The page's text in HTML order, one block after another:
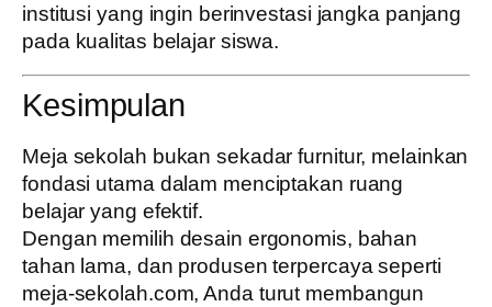
institusi yang ingin berinvestasi jangka panjang
pada kualitas belajar siswa.
Kesimpulan
Meja sekolah bukan sekadar furnitur, melainkan
fondasi utama dalam menciptakan ruang
belajar yang efektif.
Dengan memilih desain ergonomis, bahan
tahan lama, dan produsen terpercaya seperti
meja-sekolah.com, Anda turut membangun